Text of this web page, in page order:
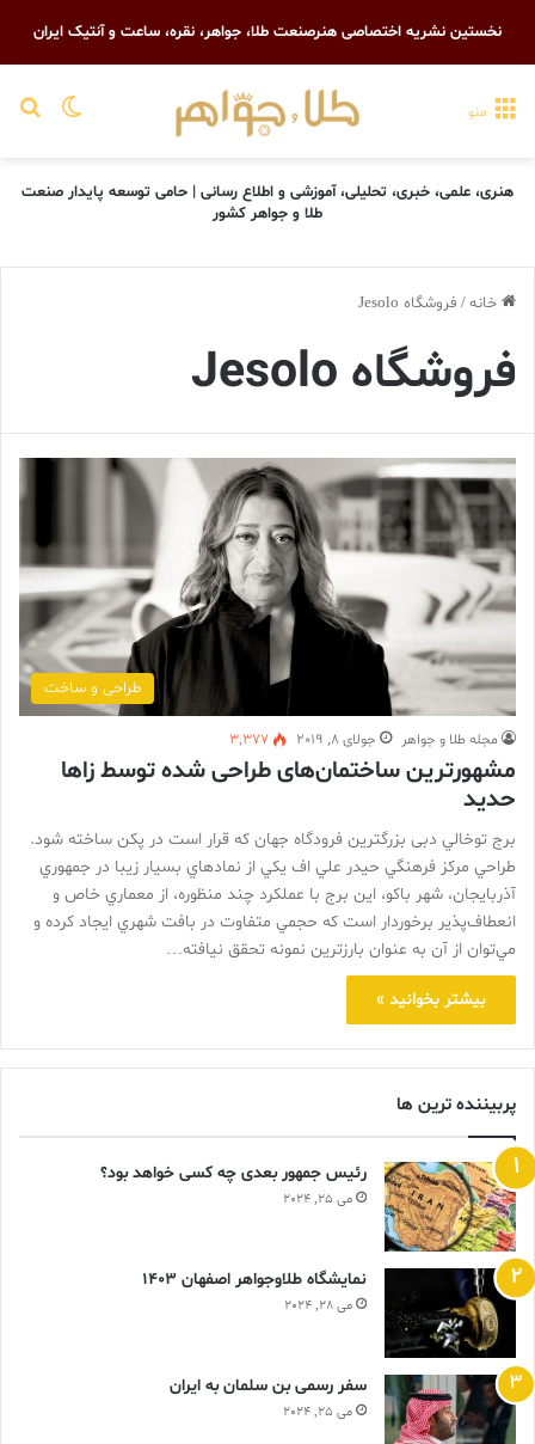
نخستین نشریه اختصاصی هنرصنعت طلا، جواهر، نقره، ساعت و آنتیک ایران
تغییر منو
هنری، علمی، خبری، تحلیلی، آموزشی و اطلاع رسانی | حامی توسعه پایدار صنعت
طلا و جواهر کشور
خانه/ فروشگاه Jesolo
فروشگاه Jesolo
طراحی و ساخت
مجله طلا و جواهر جولای 8, 2019 3,377
مشهورترين ساختمان‌های طراحی شده توسط زاها
حديد
برج توخالي دبی بزرگترين فرودگاه جهان که قرار است در پکن ساخته شود.
طراحي مرکز فرهنگي حيدر علي اف يکي از نمادهاي بسيار زيبا در جمهوري
آذربايجان، شهر باکو، اين برج با عملکرد چند منظوره، از معماري خاص و
انعطاف‌پذير برخوردار است که حجمي ‌متفاوت در بافت شهري ايجاد کرده و
مي‌توان از آن به عنوان بارزترين نمونه تحقق نيافته…
بیشتر بخوانید »
پربیننده ترین ها
رئیس جمهور بعدی چه کسی خواهد بود؟
می 25, 2024
نمایشگاه طلاوجواهر اصفهان 1403
می 28, 2024
سفر رسمی بن سلمان به ایران
می 25, 2024